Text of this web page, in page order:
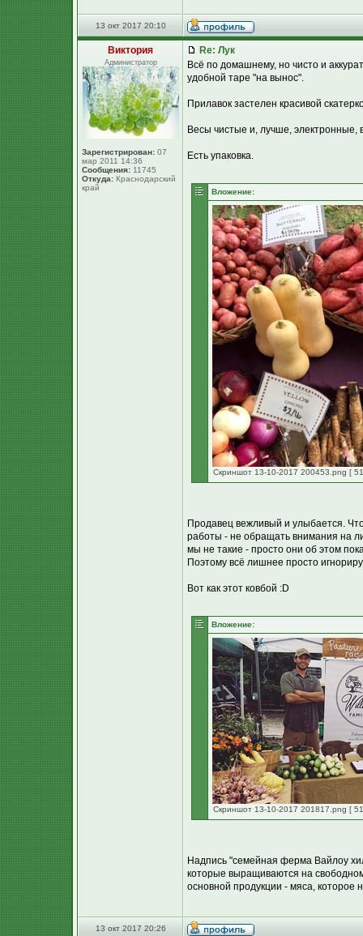
13 окт 2017 20:10
Виктория
Администратор
Зарегистрирован: 07
мар 2011 14:36
Сообщения: 11745
Откуда: Краснодарский
край
Re: Лук
Всё по домашнему, но чисто и
удобной таре "на вынос".
Прилавок застелен красивой
Весы чистые и, лучше, электронные,
Есть упаковка.
Вложение:
Скриншот 13-10-2017 200453.png [
Продавец вежливый и улыбается.
работы - не обращать внимания на
мы не такие - просто они об этом
Поэтому всё лишнее просто
Вот как этот ковбой :D
Вложение:
Скриншот 13-10-2017 201817.png [
Надпись "семейная ферма Вайлоу
которые выращиваются на
основной продукции - мяса, которое
13 окт 2017 20:26